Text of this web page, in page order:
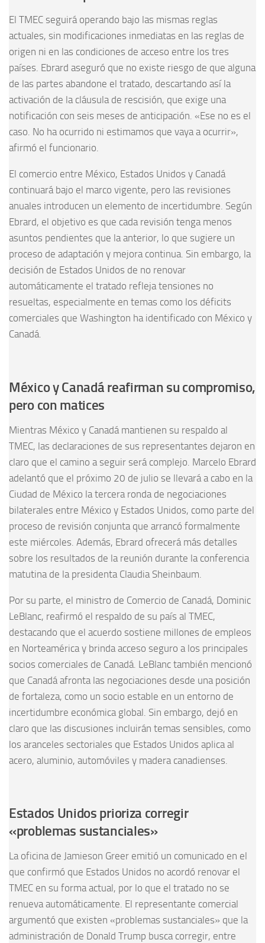
El TMEC seguirá operando bajo las mismas reglas
actuales, sin modificaciones inmediatas en las reglas de
origen ni en las condiciones de acceso entre los tres
países. Ebrard aseguró que no existe riesgo de que alguna
de las partes abandone el tratado, descartando así la
activación de la cláusula de rescisión, que exige una
notificación con seis meses de anticipación. «Ese no es el
caso. No ha ocurrido ni estimamos que vaya a ocurrir»,
afirmó el funcionario.
El comercio entre México, Estados Unidos y Canadá
continuará bajo el marco vigente, pero las revisiones
anuales introducen un elemento de incertidumbre. Según
Ebrard, el objetivo es que cada revisión tenga menos
asuntos pendientes que la anterior, lo que sugiere un
proceso de adaptación y mejora continua. Sin embargo, la
decisión de Estados Unidos de no renovar
automáticamente el tratado refleja tensiones no
resueltas, especialmente en temas como los déficits
comerciales que Washington ha identificado con México y
Canadá.
México y Canadá reafirman su compromiso,
pero con matices
Mientras México y Canadá mantienen su respaldo al
TMEC, las declaraciones de sus representantes dejaron en
claro que el camino a seguir será complejo. Marcelo Ebrard
adelantó que el próximo 20 de julio se llevará a cabo en la
Ciudad de México la tercera ronda de negociaciones
bilaterales entre México y Estados Unidos, como parte del
proceso de revisión conjunta que arrancó formalmente
este miércoles. Además, Ebrard ofrecerá más detalles
sobre los resultados de la reunión durante la conferencia
matutina de la presidenta Claudia Sheinbaum.
Por su parte, el ministro de Comercio de Canadá, Dominic
LeBlanc, reafirmó el respaldo de su país al TMEC,
destacando que el acuerdo sostiene millones de empleos
en Norteamérica y brinda acceso seguro a los principales
socios comerciales de Canadá. LeBlanc también mencionó
que Canadá afronta las negociaciones desde una posición
de fortaleza, como un socio estable en un entorno de
incertidumbre económica global. Sin embargo, dejó en
claro que las discusiones incluirán temas sensibles, como
los aranceles sectoriales que Estados Unidos aplica al
acero, aluminio, automóviles y madera canadienses.
Estados Unidos prioriza corregir
«problemas sustanciales»
La oficina de Jamieson Greer emitió un comunicado en el
que confirmó que Estados Unidos no acordó renovar el
TMEC en su forma actual, por lo que el tratado no se
renueva automáticamente. El representante comercial
argumentó que existen «problemas sustanciales» que la
administración de Donald Trump busca corregir, entre